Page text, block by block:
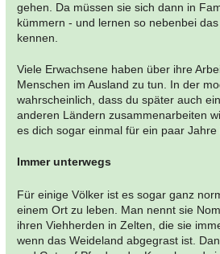
gehen. Da müssen sie sich dann in
kümmern - und lernen so nebenbei
kennen.
Viele Erwachsene haben über ihre
Menschen im Ausland zu tun. In der
wahrscheinlich, dass du später auch
anderen Ländern zusammenarbeiten
es dich sogar einmal für ein paar Jahre
Immer unterwegs
Für einige Völker ist es sogar ganz
einem Ort zu leben. Man nennt sie
ihren Viehherden in Zelten, die sie
wenn das Weideland abgegrast ist.